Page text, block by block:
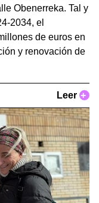
Obenerreka. Tal y
2034, el
de euros en
y renovación de
Leer +